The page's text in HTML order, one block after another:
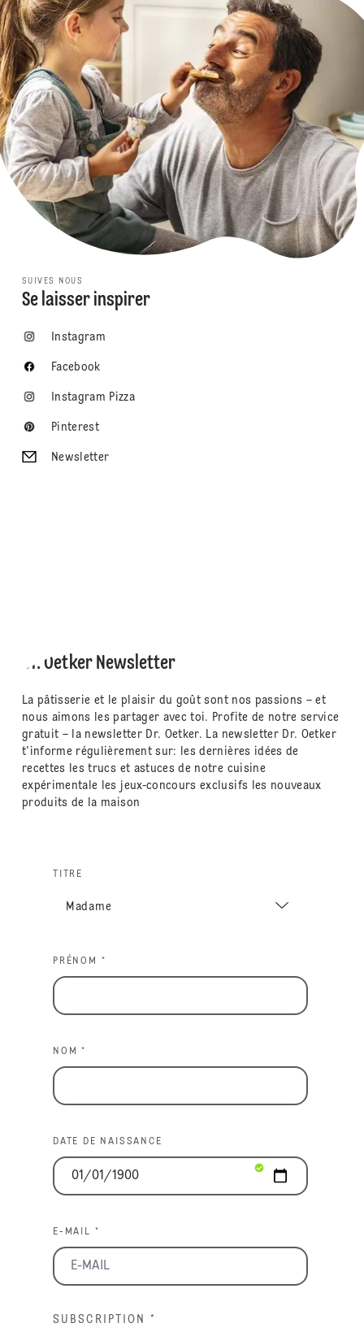
SUIVES NOUS
Se laisser inspirer
Instagram
Facebook
Instagram Pizza
Pinterest
Newsletter
Dr. Oetker Newsletter
La pâtisserie et le plaisir du goût sont nos passions – et
nous aimons les partager avec toi. Profite de notre service
gratuit – la newsletter Dr. Oetker. La newsletter Dr. Oetker
t'informe régulièrement sur: les dernières idées de
recettes les trucs et astuces de notre cuisine
expérimentale les jeux-concours exclusifs les nouveaux
produits de la maison
TITRE
PRÉNOM *
NOM *
DATE DE NAISSANCE
E-MAIL *
SUBSCRIPTION *